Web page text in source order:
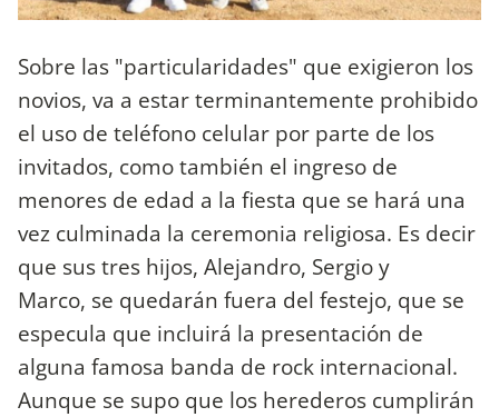
Sobre las "particularidades" que exigieron los
novios, va a estar terminantemente prohibido
el uso de teléfono celular por parte de los
invitados, como también el ingreso de
menores de edad a la fiesta que se hará una
vez culminada la ceremonia religiosa. Es decir
que sus tres hijos, Alejandro, Sergio y
Marco, se quedarán fuera del festejo, que se
especula que incluirá la presentación de
alguna famosa banda de rock internacional.
Aunque se supo que los herederos cumplirán